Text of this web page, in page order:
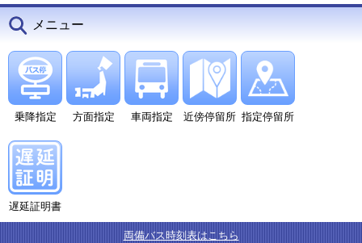
メニュー
乗降指定 方面指定 車両指定 近傍停留所 指定停留所
遅延証明書
両備バス時刻表はこちら